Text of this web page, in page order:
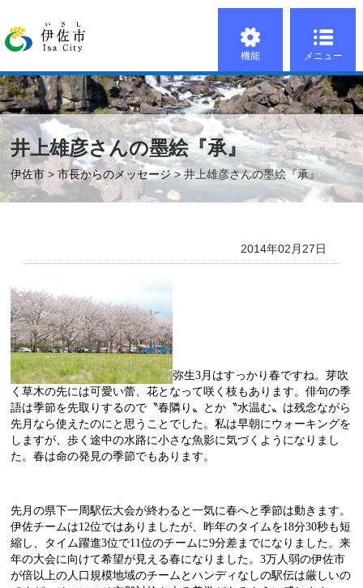
機能 メニュー
井上雄彦さんの墨絵『承』
伊佐市 >市長からのメッセージ> 井上雄彦さんの墨絵『承』
2014年02月27日
弥生3月はすっかり春ですね。芽吹
く草木の先には可愛い蕾、花となって咲く枝もあります。俳句の季
語は季節を先取りするので〝春隣り〟とか〝水温む〟は残念ながら
先月なら使えたのにと思うことでした。私は早朝にウォーキングを
しますが、歩く途中の水路に小さな魚影に気づくようになりまし
た。春は命の発見の季節でもあります。
先月の県下一周駅伝大会が終わると一気に春へと季節は動きます。
伊佐チームは12位ではありましたが、昨年のタイムを18分30秒も短
縮し、タイム躍進3位で11位のチームに9分差までになりました。来
年の大会に向けて希望が見える春になりました。3万人弱の伊佐市
が倍以上の人口規模地域のチームとハンディなしの駅伝は厳しいの